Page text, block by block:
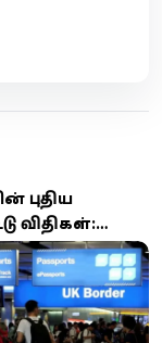
புதிய
விதிகள்: